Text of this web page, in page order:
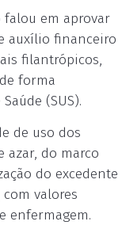
falou em aprovar
auxílio financeiro
filantrópicos,
forma
(SUS).
de uso dos
azar, do marco
do excedente
valores
enfermagem.